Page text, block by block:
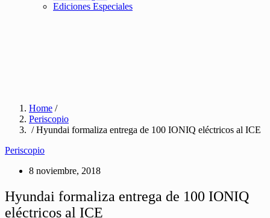
Ediciones Especiales
Home /
Periscopio
/ Hyundai formaliza entrega de 100 IONIQ eléctricos al ICE
Periscopio
8 noviembre, 2018
Hyundai formaliza entrega de 100 IONIQ
eléctricos al ICE